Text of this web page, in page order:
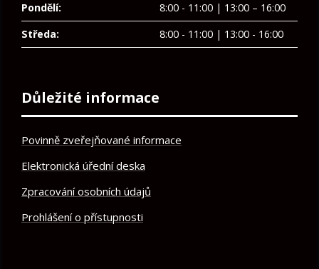
Pondělí:
8:00 - 11:00 | 13:00 – 16:00
Středa:
8:00 - 11:00 | 13:00 - 16:00
Důležité informace
Povinně zveřejňované informace
Elektronická úřední deska
Zpracování osobních údajů
Prohlášení o přístupnosti